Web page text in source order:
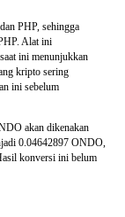
PHP, sehingga
Alat ini
ini menunjukkan
kripto sering
ini sebelum
akan dikenakan
0.04642897 ONDO,
konversi ini belum